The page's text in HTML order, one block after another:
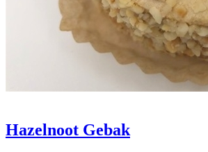
Hazelnoot Gebak